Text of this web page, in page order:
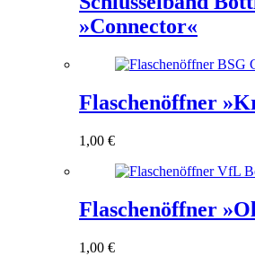
»Connector«
Flaschenöffner
1,00 €
Flaschenöffner
1,00 €